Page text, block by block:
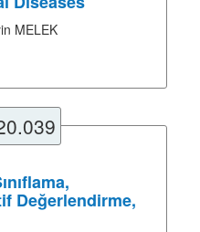
MELEK
Değerlendirme,